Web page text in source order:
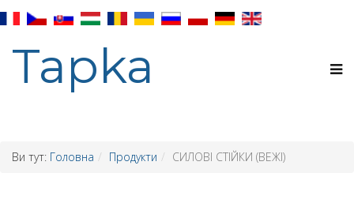
Tapka
Ви тут: Головна Продукти СИЛОВІ СТІЙКИ (ВЕЖІ)